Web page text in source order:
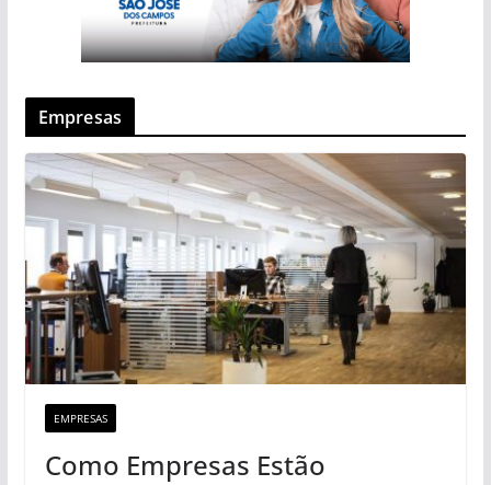
Empresas
EMPRESAS
Como Empresas Estão